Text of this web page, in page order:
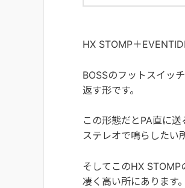
HX STOMP＋
BOSSのフットスイッ
返す形です。
この形態だとPA直に
ステレオで鳴らしたい
そしてこのHX
凄く高い所にあります。